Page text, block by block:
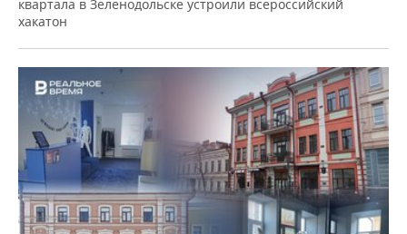
квартала в Зеленодольске устроили всероссийский
хакатон